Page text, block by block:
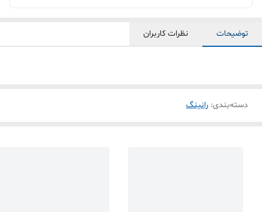
توضیحات نظرات کاربران
دسته‌بندی: رانینگ